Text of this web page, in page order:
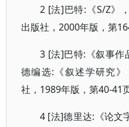
2 [法]巴特:《S/Z》
出版社，2000年版，第
3 [法]巴特:《叙事作
德编选:《叙述学研究
社，1989年版，第40-41
4 [法]德里达:《论文